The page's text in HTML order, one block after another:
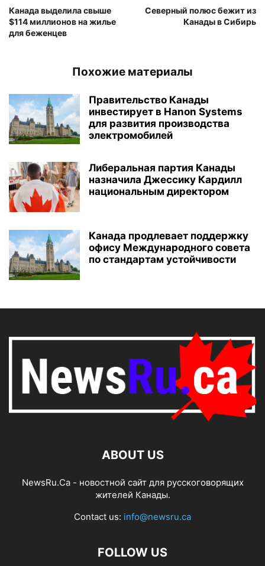
Канада выделила свыше
$114 миллионов на жилье
для беженцев
Северный полюс бежит из
Канады в Сибирь
Похожие материалы
Правительство Канады
инвестирует в Hanon Systems
для развития производства
электромобилей
Либеральная партия Канады
назначила Джессику Кардилл
национальным директором
Канада продлевает поддержку
офису Международного совета
по стандартам устойчивости
ABOUT US
NewsRu.Ca - новостной сайт для русскоговорящих
жителей Канады.
Contact us: info@newsru.ca
FOLLOW US